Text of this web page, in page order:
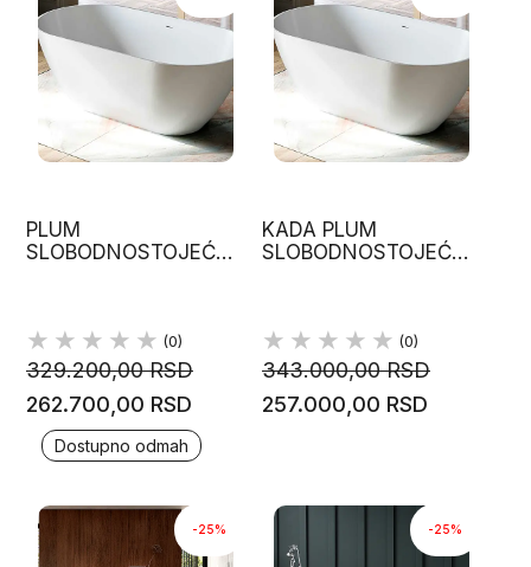
PLUM
SLOBODNOSTOJEĆA
(0)
329.200,00 RSD
262.700,00 RSD
Dostupno odmah
KADA PLUM
SLOBODNOSTOJEĆA
(0)
343.000,00 RSD
257.000,00 RSD
-25% -25%